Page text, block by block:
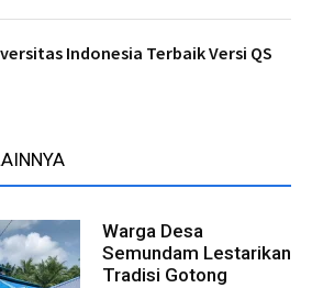
Indonesia Terbaik Versi QS
Warga Desa
Semundam Lestarikan
Tradisi Gotong